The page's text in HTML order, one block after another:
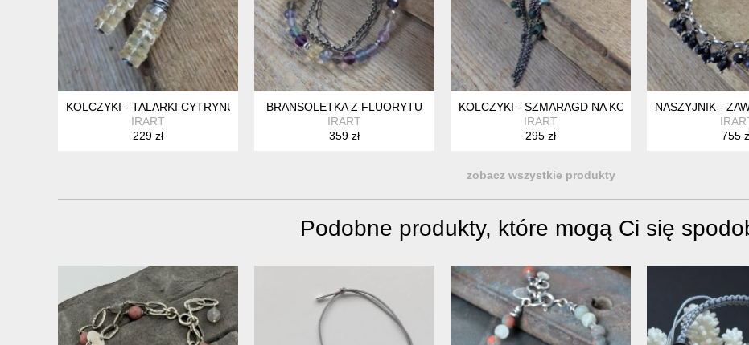
KOLCZYKI - TALARKI CYTRYNU
IRART
229 zł
BRANSOLETKA Z FLUORYTU
IRART
359 zł
KOLCZYKI - SZMARAGD NA KOLE Z ŁAŃCUSZKAMI
IRART
295 zł
NASZYJNIK -
755
zobacz wszystkie produkty
Podobne produkty, które mogą Ci się